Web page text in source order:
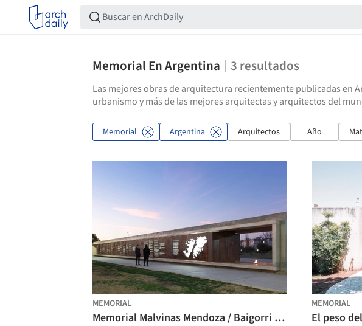
Memorial En Argentina 3 resultados
Las mejores obras de arquitectura recientemente publicadas en
urbanismo y más de las mejores arquitectas y arquitectos del
Memorial Argentina Arquitectos Año
MEMORIAL
Memorial Malvinas Mendoza / Baigorri Ermoli Arquitectos + Ulises Gómez
MEMORIAL
El peso